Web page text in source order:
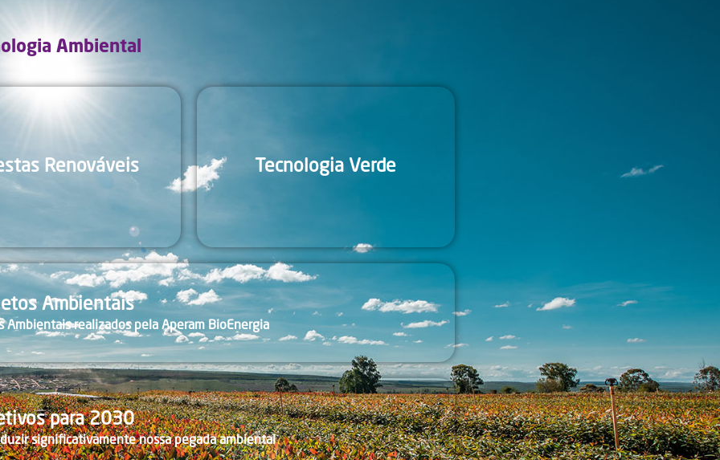
Ambiental
Renováveis Tecnologia Verde
Ambientais
Ambientais realizados pela Aperam BioEnergia
para 2030
significativamente nossa pegada ambiental